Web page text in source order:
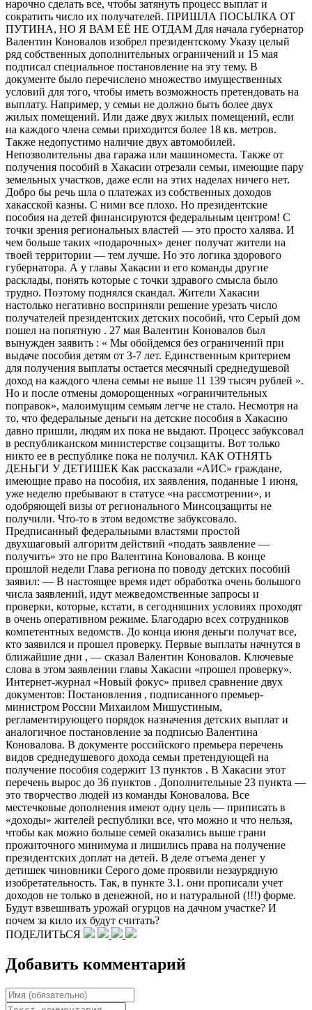
нарочно сделать все, чтобы затянуть процесс выплат и
сократить число их получателей. ПРИШЛА ПОСЫЛКА ОТ
ПУТИНА, НО Я ВАМ ЕЁ НЕ ОТДАМ Для начала губернатор
Валентин Коновалов изобрел президентскому Указу целый
ряд собственных дополнительных ограничений и 15 мая
подписал специальное постановление на эту тему. В
документе было перечислено множество имущественных
условий для того, чтобы иметь возможность претендовать на
выплату. Например, у семьи не должно быть более двух
жилых помещений. Или даже двух жилых помещений, если
на каждого члена семьи приходится более 18 кв. метров.
Также недопустимо наличие двух автомобилей.
Непозволительны два гаража или машиноместа. Также от
получения пособий в Хакасии отрезали семьи, имеющие пару
земельных участков, даже если на этих наделах ничего нет.
Добро бы речь шла о платежах из собственных доходов
хакасской казны. С ними все плохо. Но президентские
пособия на детей финансируются федеральным центром! С
точки зрения региональных властей — это просто халява. И
чем больше таких «подарочных» денег получат жители на
твоей территории — тем лучше. Но это логика здорового
губернатора. А у главы Хакасии и его команды другие
расклады, понять которые с точки здравого смысла было
трудно. Поэтому поднялся скандал. Жители Хакасии
настолько негативно восприняли решение урезать число
получателей президентских детских пособий, что Серый дом
пошел на попятную . 27 мая Валентин Коновалов был
вынужден заявить : « Мы обойдемся без ограничений при
выдаче пособия детям от 3-7 лет. Единственным критерием
для получения выплаты остается месячный среднедушевой
доход на каждого члена семьи не выше 11 139 тысяч рублей ».
Но и после отмены доморощенных «ограничительных
поправок», малоимущим семьям легче не стало. Несмотря на
то, что федеральные деньги на детские пособия в Хакасию
давно пришли, людям их пока не выдают. Процесс забуксовал
в республиканском министерстве соцзащиты. Вот только
никто ее в республике пока не получил. КАК ОТНЯТЬ
ДЕНЬГИ У ДЕТИШЕК Как рассказали «АИС» граждане,
имеющие право на пособия, их заявления, поданные 1 июня,
уже неделю пребывают в статусе «на рассмотрении», и
одобряющей визы от регионального Минсоцзащиты не
получили. Что-то в этом ведомстве забуксовало.
Предписанный федеральными властями простой
двухшаговый алгоритм действий «подать заявление —
получить» это не про Валентина Коновалова. В конце
прошлой недели Глава региона по поводу детских пособий
заявил: — В настоящее время идет обработка очень большого
числа заявлений, идут межведомственные запросы и
проверки, которые, кстати, в сегодняшних условиях проходят
в очень оперативном режиме. Благодарю всех сотрудников
компетентных ведомств. До конца июня деньги получат все,
кто заявился и прошел проверку. Первые выплаты начнутся в
ближайшие дни , — сказал Валентин Коновалов. Ключевые
слова в этом заявлении главы Хакасии «прошел проверку».
Интернет-журнал «Новый фокус» привел сравнение двух
документов: Постановления , подписанного премьер-
министром России Михаилом Мишустиным,
регламентирующего порядок назначения детских выплат и
аналогичное постановление за подписью Валентина
Коновалова. В документе российского премьера перечень
видов среднедушевого дохода семьи претендующей на
получение пособия содержит 13 пунктов . В Хакасии этот
перечень вырос до 36 пунктов . Дополнительные 23 пункта —
это творчество людей из команды Коновалова. Все
местечковые дополнения имеют одну цель — приписать в
«доходы» жителей республики все, что можно и что нельзя,
чтобы как можно больше семей оказались выше грани
прожиточного минимума и лишились права на получение
президентских доплат на детей. В деле отъема денег у
детишек чиновники Серого доме проявили незаурядную
изобретательность. Так, в пункте 3.1. они прописали учет
доходов не только в денежной, но и натуральной (!!!) форме.
Будут взвешивать урожай огурцов на дачном участке? И
почем за кило их будут считать?
ПОДЕЛИТЬСЯ
Добавить комментарий